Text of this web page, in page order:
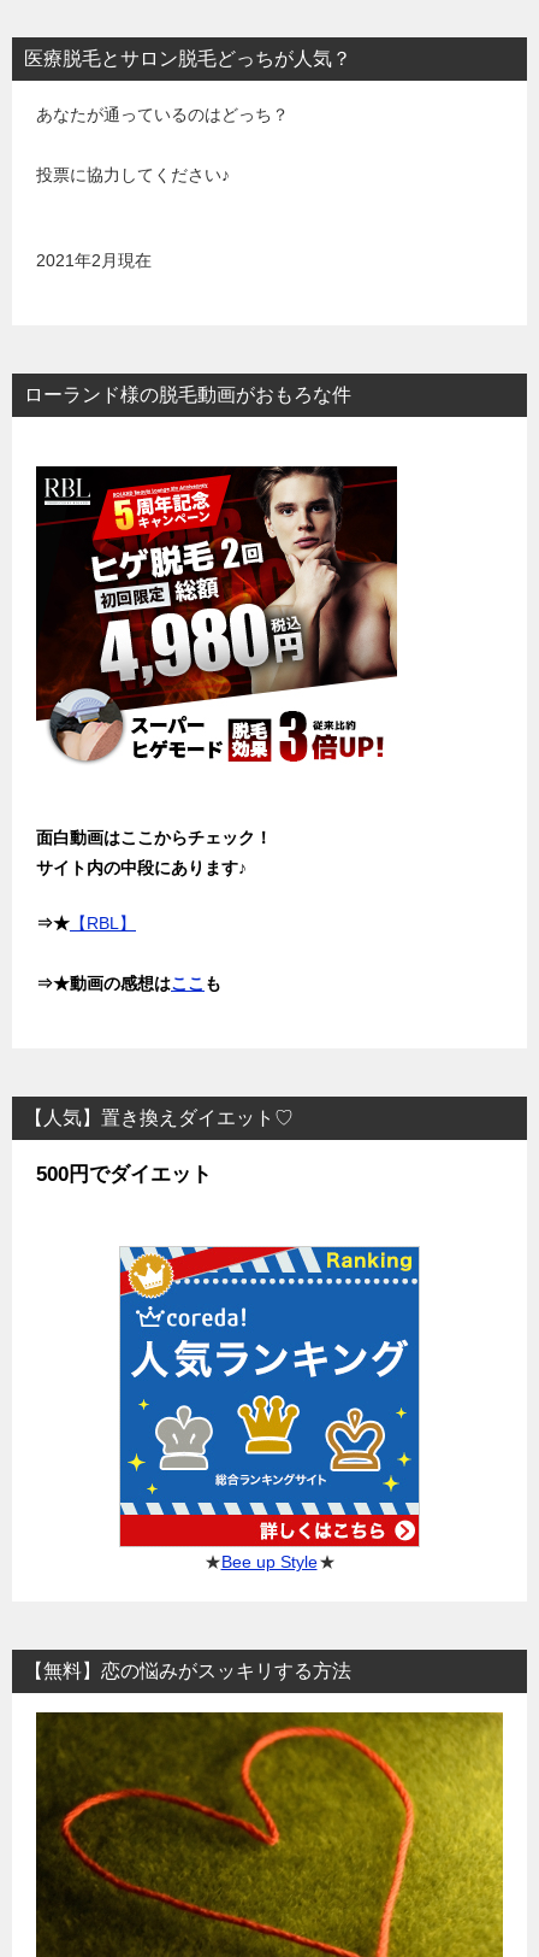
医療脱毛とサロン脱毛どっちが人気？
あなたが通っているのはどっち？
投票に協力してください♪
2021年2月現在
ローランド様の脱毛動画がおもろな件
面白動画はここからチェック！
サイト内の中段にあります♪
⇒★ 【RBL】
⇒★動画の感想はここ も
【人気】置き換えダイエット♡
500円でダイエット
★Bee up Style★
【無料】恋の悩みがスッキリする方法